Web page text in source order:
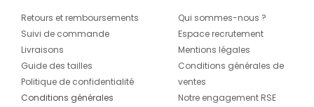
Retours et remboursements
Suivi de commande
Livraisons
Guide des tailles
Politique de confidentialité
Conditions générales
Qui sommes-nous ?
Espace recrutement
Mentions légales
Conditions générales de
ventes
Notre engagement RSE